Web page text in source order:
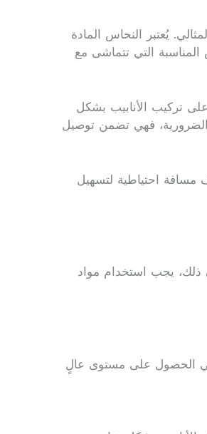
يُعتبر النحاس المادة
التي تتماشى مع
تركيب الأنابيب بشكل
الضرورية، فهي تضمن توصيل
مسافة احتياطية لتسهيل
ذلك، يجب استخدام مواد
في الحصول على مستوى عالٍ